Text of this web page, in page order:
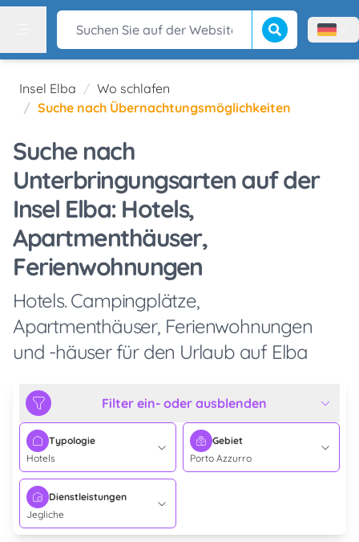
Suchen Sie auf der Website Suche beginnen
Menù
Insel Elba
Wo schlafen
Suche nach Übernachtungsmöglichkeiten
Suche nach
Unterbringungsarten auf der
Insel Elba: Hotels,
Apartmenthäuser,
Ferienwohnungen
Hotels. Campingplätze,
Apartmenthäuser, Ferienwohnungen
und -häuser für den Urlaub auf Elba
Filter ein- oder ausblenden
Typologie
Hotels
Gebiet
Porto Azzurro
Dienstleistungen
Jegliche